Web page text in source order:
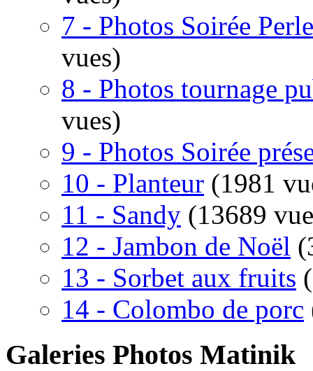
7 - Photos Soirée
vues)
8 - Photos tournage
vues)
9 - Photos Soirée
10 - Planteur (1981
11 - Sandy (13689
12 - Jambon de Noël
13 - Sorbet aux fruits
14 - Colombo de porc
Galeries Photos Matinik